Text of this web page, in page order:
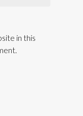
in this